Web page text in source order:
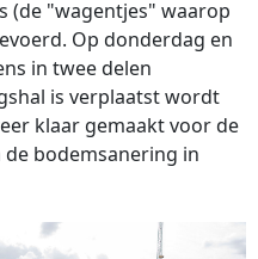
(de "wagentjes" waarop
Op donderdag en
in twee delen
is verplaatst wordt
klaar gemaakt voor de
bodemsanering in